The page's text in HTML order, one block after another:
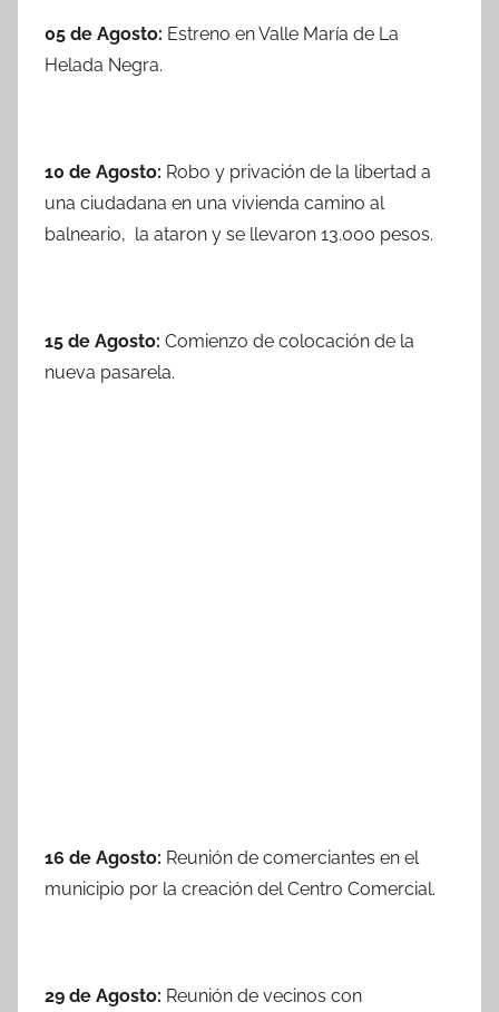
05 de Agosto: Estreno en Valle María de La
Helada Negra.
10 de Agosto: Robo y privación de la libertad a
una ciudadana en una vivienda camino al
balneario, la ataron y se llevaron 13.000 pesos.
15 de Agosto: Comienzo de colocación de la
nueva pasarela.
16 de Agosto: Reunión de comerciantes en el
municipio por la creación del Centro Comercial.
29 de Agosto: Reunión de vecinos con